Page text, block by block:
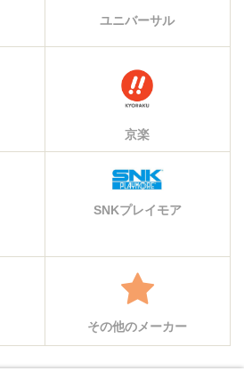
ユニバーサル
京楽
SNKプレイモア
その他のメーカー